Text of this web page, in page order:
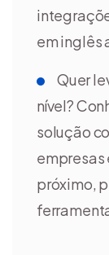
em inglês
Quer
nível?
solução
empresas
próximo,